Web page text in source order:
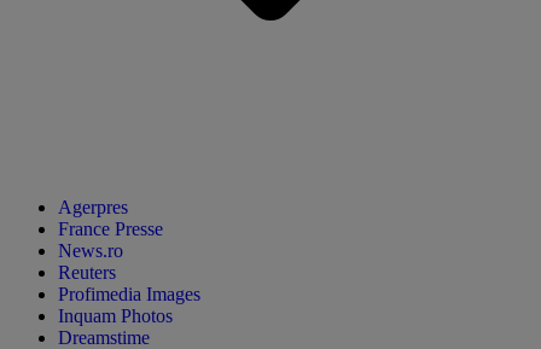
Agerpres
France Presse
News.ro
Reuters
Profimedia Images
Inquam Photos
Dreamstime